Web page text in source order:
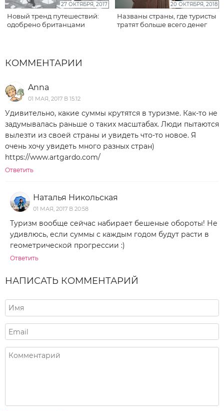
27 ОКТЯБРЯ, 2017
Новый тренд путешествий:
одобрено британцами
20 ОКТЯБРЯ, 2018
Названы страны, где туристы
тратят больше всего денег
КОММЕНТАРИИ
Anna
01 МАЯ, 2017 В 15:12
Удивительно, какие суммы крутятся в туризме. Как-то не
задумывалась раньше о таких масштабах. Люди пытаются
вылезти из своей страны и увидеть что-то новое. Я
очень хочу увидеть много разных стран)
https://www.artgardo.com/
Ответить
Наталья Никольская
01 МАЯ, 2017 В 20:58
Туризм вообще сейчас набирает бешеные обороты! Не
удивлюсь, если суммы с каждым годом будут расти в
геометрической прогрессии :)
Ответить
НАПИСАТЬ КОММЕНТАРИЙ